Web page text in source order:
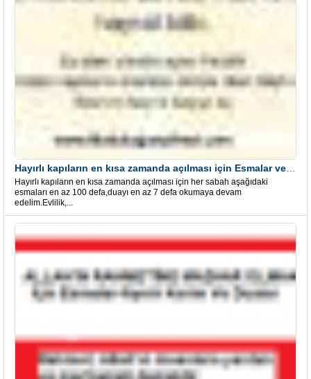
Hayırlı kapıların en kısa zamanda açılması için her sabah aşağıdaki
esmaları en az 100 defa,duayı en az 7 defa okumaya devam
edelim.Evlilik,...